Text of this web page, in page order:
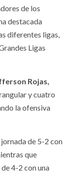
de los
destacada
diferentes ligas,
Ligas
Rojas,
y cuatro
la ofensiva
de 5-2 con
que
4-2 con una